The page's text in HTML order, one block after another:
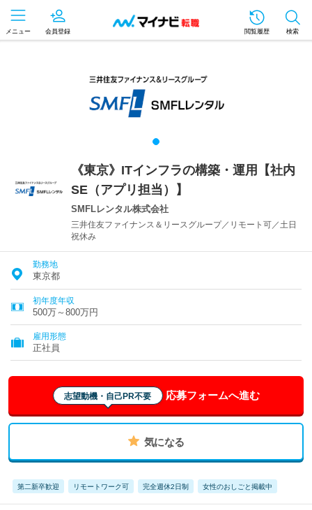
メニュー 会員登録 閲覧履歴 検索
《東京》ITインフラの構築・運用【社内
SE（アプリ担当）】
SMFLレンタル株式会社
三井住友ファイナンス＆リースグループ／リモート可／土日
祝休み
勤務地
東京都
初年度年収
500万～800万円
雇用形態
正社員
志望動機・自己PR不要 応募フォームへ進む
気になる
第二新卒歓迎 リモートワーク可 完全週休2日制 女性のおしごと掲載中